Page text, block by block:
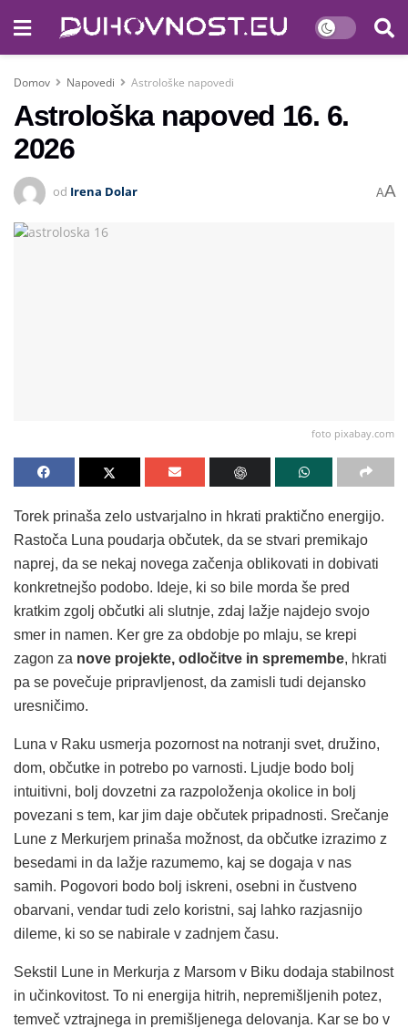
Domov Napovedi Astrološke napovedi
Astrološka napoved 16. 6.
2026
od Irena Dolar AA
foto pixabay.com
Torek prinaša zelo ustvarjalno in hkrati praktično energijo.
Rastoča Luna poudarja občutek, da se stvari premikajo
naprej, da se nekaj novega začenja oblikovati in dobivati
konkretnejšo podobo. Ideje, ki so bile morda še pred
kratkim zgolj občutki ali slutnje, zdaj lažje najdejo svojo
smer in namen. Ker gre za obdobje po mlaju, se krepi
zagon za nove projekte, odločitve in spremembe, hkrati
pa se povečuje pripravljenost, da zamisli tudi dejansko
uresničimo.
Luna v Raku usmerja pozornost na notranji svet, družino,
dom, občutke in potrebo po varnosti. Ljudje bodo bolj
intuitivni, bolj dovzetni za razpoloženja okolice in bolj
povezani s tem, kar jim daje občutek pripadnosti. Srečanje
Lune z Merkurjem prinaša možnost, da občutke izrazimo z
besedami in da lažje razumemo, kaj se dogaja v nas
samih. Pogovori bodo bolj iskreni, osebni in čustveno
obarvani, vendar tudi zelo koristni, saj lahko razjasnijo
dileme, ki so se nabirale v zadnjem času.
Sekstil Lune in Merkurja z Marsom v Biku dodaja stabilnost
in učinkovitost. To ni energija hitrih, nepremišljenih potez,
temveč vztrajnega in premišljenega delovanja. Kar se bo v